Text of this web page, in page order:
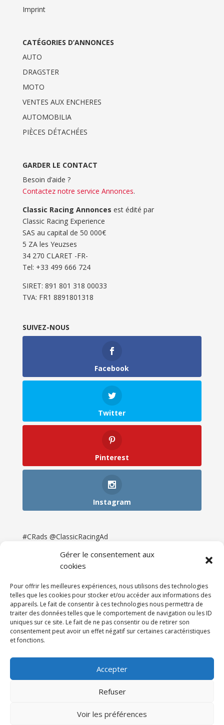
Gérer le consentement aux
cookies
Pour offrir les meilleures expériences, nous utilisons des technologies
telles que les cookies pour stocker et/ou accéder aux informations des
appareils. Le fait de consentir à ces technologies nous permettra de
traiter des données telles que le comportement de navigation ou les ID
uniques sur ce site. Le fait de ne pas consentir ou de retirer son
consentement peut avoir un effet négatif sur certaines caractéristiques
et fonctions.
Accepter
Refuser
Voir les préférences
Imprint
CATÉGORIES D’ANNONCES
AUTO
DRAGSTER
MOTO
VENTES AUX ENCHERES
AUTOMOBILIA
PIÈCES DÉTACHÉES
GARDER LE CONTACT
Besoin d’aide ?
Contactez notre service Annonces.
Classic Racing Annonces est édité par
Classic Racing Experience
SAS au capital de 50 000€
5 ZA les Yeuzses
34 270 CLARET -FR-
Tel: ‭+33 499 666 724‬
SIRET: 891 801 318 00033
TVA: FR1 8891801318
SUIVEZ-NOUS
Facebook
Twitter
Pinterest
Instagram
#CRads @ClassicRacingAd
Newsletter & Presse
Partenaires
Tarifs
Espace Client
121DigitalGroup |